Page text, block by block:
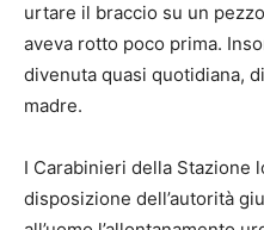
urtare il braccio su un
aveva rotto poco prima.
divenuta quasi quotidiana,
madre.
I Carabinieri della Stazione
disposizione dell’autorità